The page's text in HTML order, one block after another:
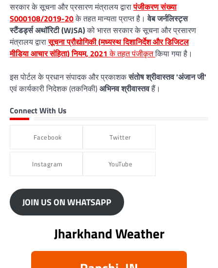
सरकार के सूचना और प्रसारण मंत्रालय द्वारापंजीकरण संख्या
S000108/2019-20के तहत मान्यता प्राप्त है।वेब जर्नलिस्ट्स
स्टैंडर्ड्स अथॉरिटी (WJSA)को भारत सरकार के सूचना और प्रसारण
मंत्रालय द्वारासूचना प्रौद्योगिकी (मध्यस्थ दिशानिर्देश और डिजिटल
मीडिया आचार संहिता) नियम, 2021 के तहत पंजीकृतकिया गया है।
इस पोर्टल के प्रधान संपादक और प्रकाशकसंतोष श्रीवास्तव 'अंजान जी'
एवं कार्यकारी निदेशक (तकनिकी)अभिनव श्रीवास्तवहैं।
Connect With Us
Facebook Twitter
Instagram YouTube
JOIN US ON WHATSAPP
Jharkhand Weather